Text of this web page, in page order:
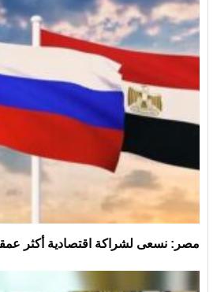
مصر: نسعى لشراكة اقتصادية أكثر